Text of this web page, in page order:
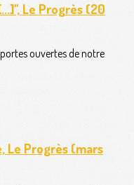
Le Progrès (20
ouvertes de notre
Le Progrès (mars